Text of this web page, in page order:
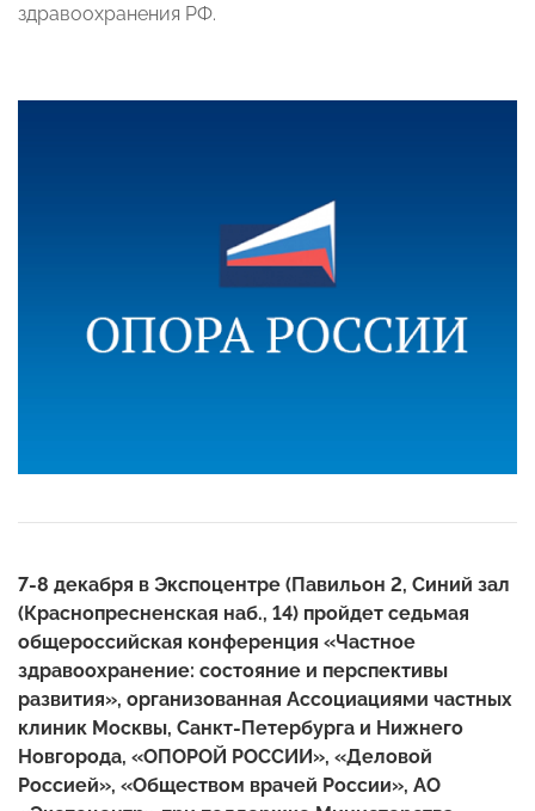
здравоохранения РФ.
7-8 декабря в Экспоцентре (Павильон 2, Синий зал
(Краснопресненская наб., 14) пройдет седьмая
общероссийская конференция «Частное
здравоохранение: состояние и перспективы
развития», организованная Ассоциациями частных
клиник Москвы, Санкт-Петербурга и Нижнего
Новгорода, «ОПОРОЙ РОССИИ», «Деловой
Россией», «Обществом врачей России», АО